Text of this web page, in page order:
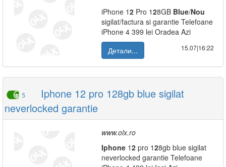
iPhone 12 Pro 128GB Blue/Nou
sigilat/factura si garantie Telefoane
iPhone 4 399 lei Oradea Azi
Детали...
15.07|16:22
5
Iphone 12 pro 128gb blue sigilat
neverlocked garantie
www.olx.ro
Iphone 12 pro 128gb blue sigilat
neverlocked garantie Telefoane